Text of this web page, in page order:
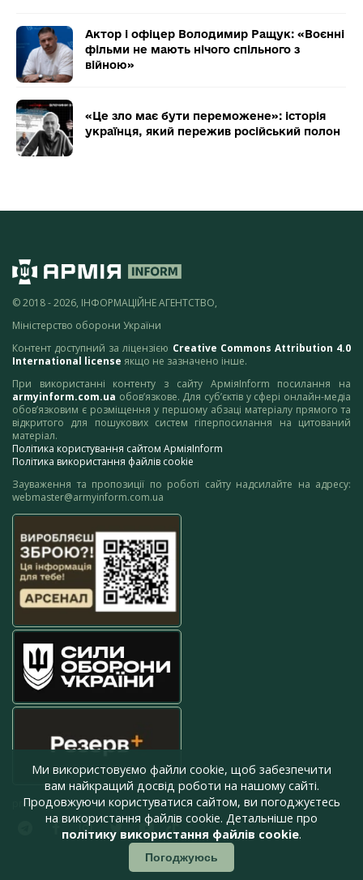
Актор і офіцер Володимир Ращук: «Воєнні
фільми не мають нічого спільного з
війною»
«Це зло має бути переможене»: історія
українця, який пережив російський полон
© 2018 - 2026, ІНФОРМАЦІЙНЕ АГЕНТСТВО,
Міністерство оборони України
Контент доступний за ліцензією Creative Commons Attribution 4.0
International license якщо не зазначено інше.
При використанні контенту з сайту АрміяInform посилання на
armyinform.com.ua обов’язкове. Для суб’єктів у сфері онлайн-медіа
обов’язковим є розміщення у першому абзаці матеріалу прямого та
відкритого для пошукових систем гіперпосилання на цитований
матеріал.
Політика користування сайтом АрміяInform
Політика використання файлів cookie
Зауваження та пропозиції по роботі сайту надсилайте на адресу:
webmaster@armyinform.com.ua
press@armyinform.com.ua
Ми використовуємо файли cookie, щоб забезпечити
вам найкращий досвід роботи на нашому сайті.
Продовжуючи користуватися сайтом, ви погоджуєтесь
на використання файлів cookie. Детальніше про
політику використання файлів cookie.
Погоджуюсь